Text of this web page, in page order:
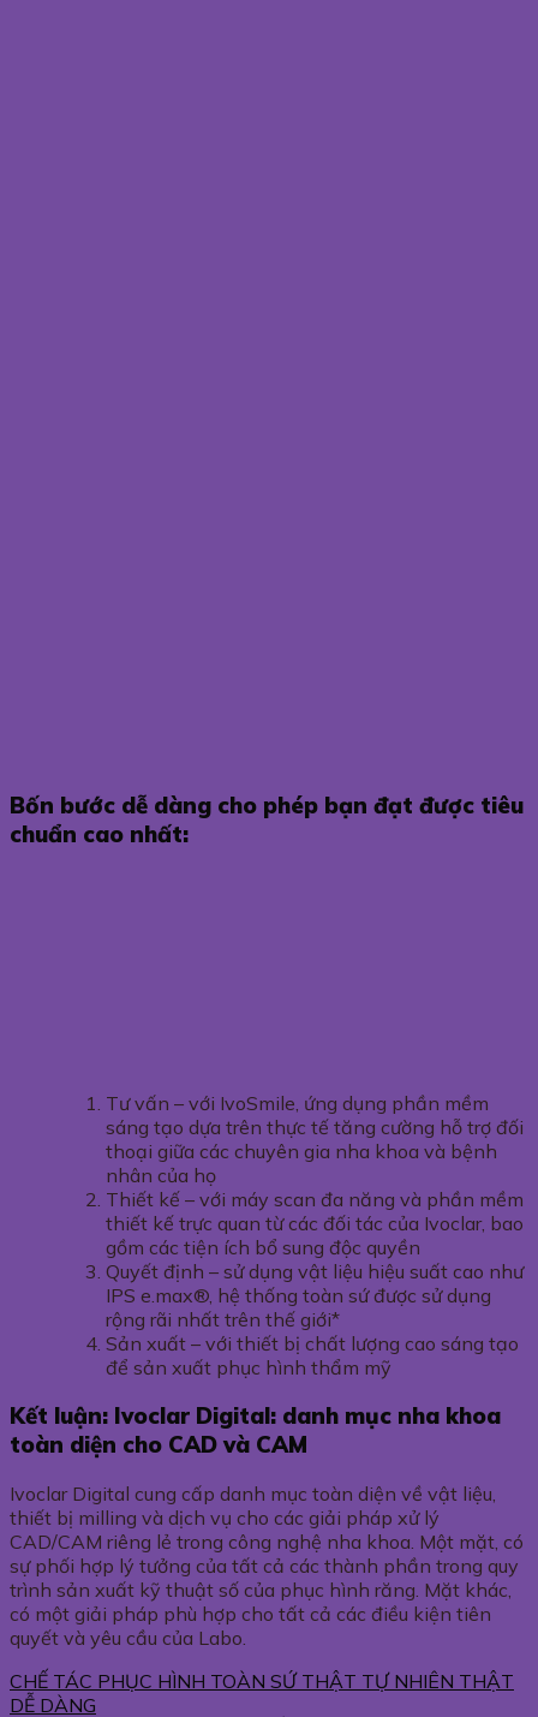
Bốn bước dễ dàng cho phép bạn đạt được tiêu
chuẩn cao nhất:
Tư vấn ​​– với IvoSmile, ứng dụng phần mềm
sáng tạo dựa trên thực tế tăng cường hỗ trợ đối
thoại giữa các chuyên gia nha khoa và bệnh
nhân của họ
Thiết kế – với máy scan đa năng và phần mềm
thiết kế trực quan từ các đối tác của Ivoclar, bao
gồm các tiện ích bổ sung độc quyền
Quyết định – sử dụng vật liệu hiệu suất cao như
IPS e.max®, hệ thống toàn sứ được sử dụng
rộng rãi nhất trên thế giới*
Sản xuất – với thiết bị chất lượng cao sáng tạo
để sản xuất phục hình thẩm mỹ
Kết luận: Ivoclar Digital: danh mục nha khoa
toàn diện cho CAD và CAM
Ivoclar Digital cung cấp danh mục toàn diện về vật liệu,
thiết bị milling và dịch vụ cho các giải pháp xử lý
CAD/CAM riêng lẻ trong công nghệ nha khoa. Một mặt, có
sự phối hợp lý tưởng của tất cả các thành phần trong quy
trình sản xuất kỹ thuật số của phục hình răng. Mặt khác,
có một giải pháp phù hợp cho tất cả các điều kiện tiên
quyết và yêu cầu của Labo.
CHẾ TÁC PHỤC HÌNH TOÀN SỨ THẬT TỰ NHIÊN THẬT
DỄ DÀNG